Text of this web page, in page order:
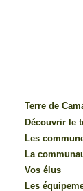
Terre de
Découvrir le
Les
La
Vos élus
Les